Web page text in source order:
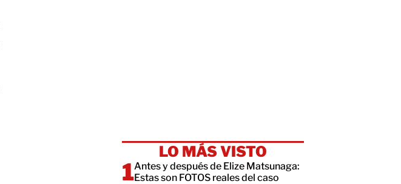
LO MÁS VISTO
Antes y después de Elize Matsunaga:
Estas son FOTOS reales del caso